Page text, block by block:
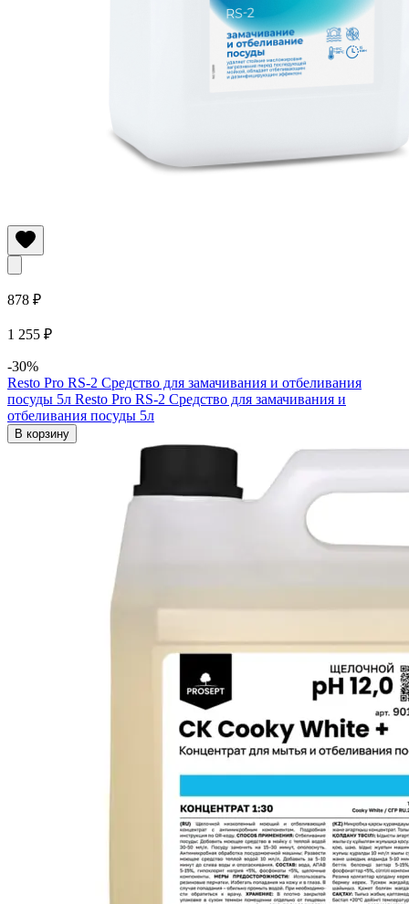
878 ₽
1 255 ₽
-30%
Resto Pro RS-2 Средство для замачивания и отбеливания
посуды 5л Resto Pro RS-2 Средство для замачивания и
отбеливания посуды 5л
В корзину